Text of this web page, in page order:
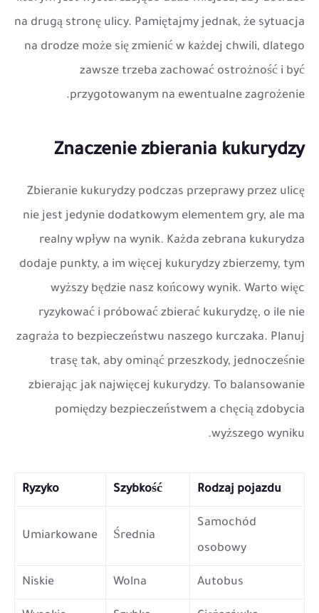
na drugą stronę ulicy. Pamiętajmy jednak, że sytuacja
na drodze może się zmienić w każdej chwili, dlatego
zawsze trzeba zachować ostrożność i być
przygotowanym na ewentualne zagrożenie.
Znaczenie zbierania kukurydzy
Zbieranie kukurydzy podczas przeprawy przez ulicę
nie jest jedynie dodatkowym elementem gry, ale ma
realny wpływ na wynik. Każda zebrana kukurydza
dodaje punkty, a im więcej kukurydzy zbierzemy, tym
wyższy będzie nasz końcowy wynik. Warto więc
ryzykować i próbować zbierać kukurydzę, o ile nie
zagraża to bezpieczeństwu naszego kurczaka. Planuj
trasę tak, aby ominąć przeszkody, jednocześnie
zbierając jak najwięcej kukurydzy. To balansowanie
pomiędzy bezpieczeństwem a chęcią zdobycia
wyższego wyniku.
Rodzaj pojazdu
Szybkość
Ryzyko
Samochód
osobowy
Średnia
Umiarkowane
Autobus
Wolna
Niskie